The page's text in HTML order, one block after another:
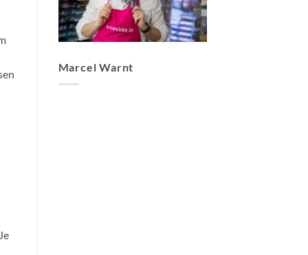
Marcel Warnt